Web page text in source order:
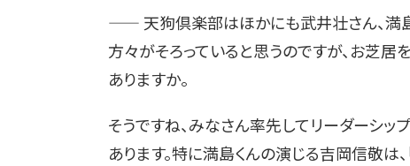
—— 天狗倶楽部はほかにも武井壮さん、満
方々がそろっていると思うのですが、お芝
ありますか。
そうですね、みなさん率先してリーダーシッ
あります。特に満島くんの演じる吉岡信敬